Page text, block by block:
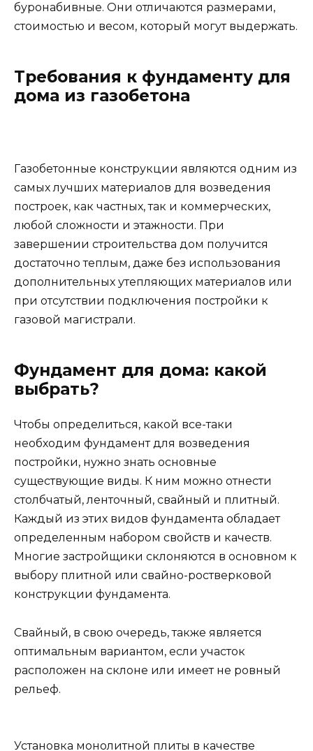
буронабивные. Они отличаются размерами,
стоимостью и весом, который могут выдержать.
Требования к фундаменту для
дома из газобетона
Газобетонные конструкции являются одним из
самых лучших материалов для возведения
построек, как частных, так и коммерческих,
любой сложности и этажности. При
завершении строительства дом получится
достаточно теплым, даже без использования
дополнительных утепляющих материалов или
при отсутствии подключения постройки к
газовой магистрали.
Фундамент для дома: какой
выбрать?
Чтобы определиться, какой все-таки
необходим фундамент для возведения
постройки, нужно знать основные
существующие виды. К ним можно отнести
столбчатый, ленточный, свайный и плитный.
Каждый из этих видов фундамента обладает
определенным набором свойств и качеств.
Многие застройщики склоняются в основном к
выбору плитной или свайно-ростверковой
конструкции фундамента.
Свайный, в свою очередь, также является
оптимальным вариантом, если участок
расположен на склоне или имеет не ровный
рельеф.
Установка монолитной плиты в качестве